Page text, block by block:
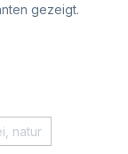
gezeigt.
natur